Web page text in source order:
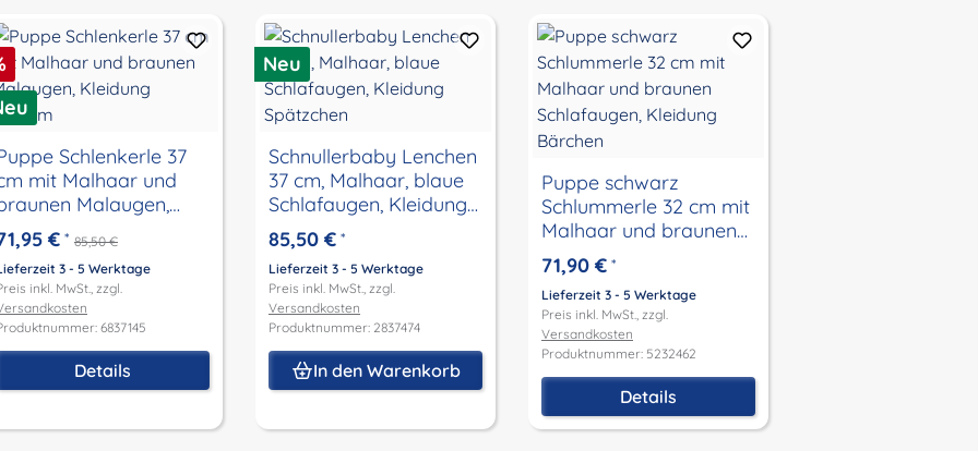
Schlenkerle 37
mit Malhaar und
Malaugen,
maritim
€ * 85,50 €
3 - 5 Werktage
inkl. MwSt., zzgl.
6837145
Details
Neu
Schnullerbaby Lenchen
37 cm, Malhaar, blaue
Schlafaugen, Kleidung
Spätzchen
85,50 € *
Lieferzeit 3 - 5 Werktage
Preis inkl. MwSt., zzgl.
Versandkosten
Produktnummer: 2837474
In den Warenkorb
Puppe schwarz
Schlummerle 32 cm mit
Malhaar und braunen
Schlafaugen, Kleidung
Bärchen
71,90 € *
Lieferzeit 3 - 5 Werktage
Preis inkl. MwSt., zzgl.
Versandkosten
Produktnummer: 5232462
Details